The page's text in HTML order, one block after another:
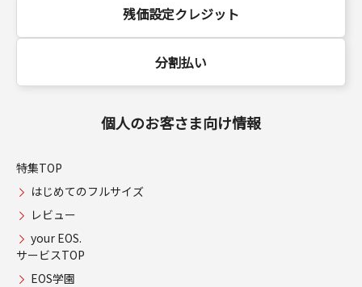
残価設定クレジット
分割払い
個人のお客さま向け情報
特集TOP
はじめてのフルサイズ
レビュー
your EOS.
サービスTOP
EOS学園